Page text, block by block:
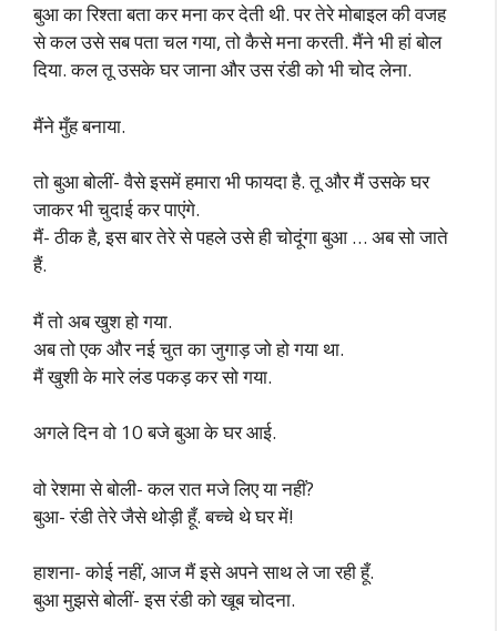
बुआ का रिश्ता बता कर मना कर देती थी. पर तेरे मोबाइल की वजह
से कल उसे सब पता चल गया, तो कैसे मना करती. मैंने भी हां बोल
दिया. कल तू उसके घर जाना और उस रंडी को भी चोद लेना.
मैंने मुँह बनाया.
तो बुआ बोलीं- वैसे इसमें हमारा भी फायदा है. तू और मैं उसके घर
जाकर भी चुदाई कर पाएंगे.
मैं- ठीक है, इस बार तेरे से पहले उसे ही चोदूंगा बुआ … अब सो जाते
हैं.
मैं तो अब खुश हो गया.
अब तो एक और नई चुत का जुगाड़ जो हो गया था.
मैं खुशी के मारे लंड पकड़ कर सो गया.
अगले दिन वो 10 बजे बुआ के घर आई.
वो रेशमा से बोली- कल रात मजे लिए या नहीं?
बुआ- रंडी तेरे जैसे थोड़ी हूँ. बच्चे थे घर में!
हाशना- कोई नहीं, आज मैं इसे अपने साथ ले जा रही हूँ.
बुआ मुझसे बोलीं- इस रंडी को खूब चोदना.